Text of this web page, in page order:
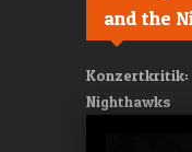
and the
Konzertkritik:
Nighthawks